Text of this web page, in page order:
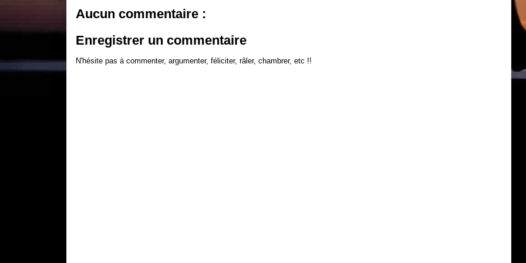
Aucun commentaire :
Enregistrer un commentaire
N'hésite pas à commenter, argumenter, féliciter, râler, chambrer, etc !!